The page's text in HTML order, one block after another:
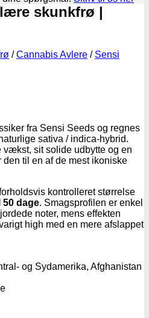
skunkfrø |
/ Cannabis Avlere / Sensi
fra Sensi Seeds og regnes
sativa / indica-hybrid.
vækst, sit solide udbytte og en
til en af de mest ikoniske
kontrolleret størrelse
50 dage. Smagsprofilen er enkel
noter, mens effekten
high med en mere afslappet
og Sydamerika, Afghanistan